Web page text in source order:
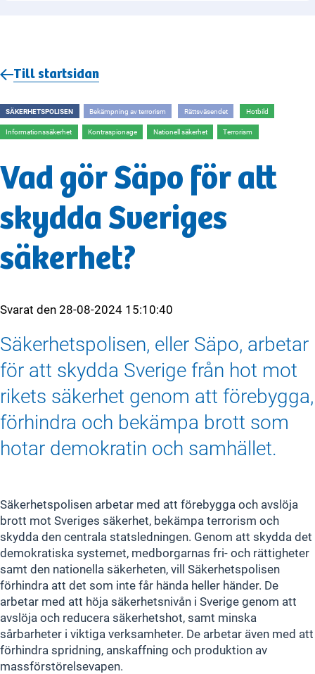
Till startsidan
SÄKERHETSPOLISEN Bekämpning av terrorism Rättsväsendet Hotbild
Informationssäkerhet Kontraspionage Nationell säkerhet Terrorism
Vad gör Säpo för att
skydda Sveriges
säkerhet?
Svarat den28-08-2024 15:10:40
Säkerhetspolisen, eller Säpo, arbetar
för att skydda Sverige från hot mot
rikets säkerhet genom att förebygga,
förhindra och bekämpa brott som
hotar demokratin och samhället.
Säkerhetspolisen arbetar med att förebygga och avslöja
brott mot Sveriges säkerhet, bekämpa terrorism och
skydda den centrala statsledningen. Genom att skydda det
demokratiska systemet, medborgarnas fri- och rättigheter
samt den nationella säkerheten, vill Säkerhetspolisen
förhindra att det som inte får hända heller händer. De
arbetar med att höja säkerhetsnivån i Sverige genom att
avslöja och reducera säkerhetshot, samt minska
sårbarheter i viktiga verksamheter. De arbetar även med att
förhindra spridning, anskaffning och produktion av
massförstörelsevapen.